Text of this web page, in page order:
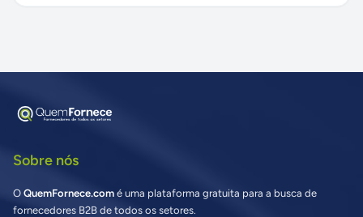
Sobre nós
O QuemFornece.com é uma plataforma gratuita para a busca de
fornecedores B2B de todos os setores.